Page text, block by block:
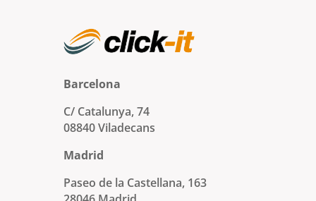
Barcelona
C/ Catalunya, 74
08840 Viladecans
Madrid
Paseo de la Castellana, 163